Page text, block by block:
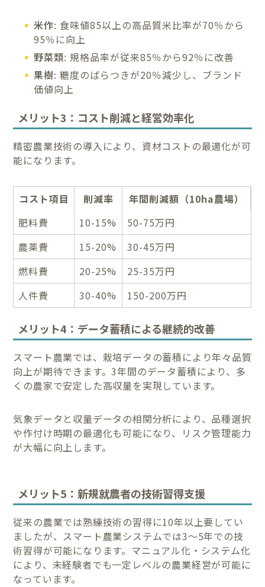
米作: 食味値85以上の高品質米比率が70％から
95％に向上
野菜類: 規格品率が従来85％から92％に改善
果樹: 糖度のばらつきが20％減少し、ブランド
価値向上
メリット3：コスト削減と経営効率化
精密農業技術の導入により、資材コストの最適化が可
能になります。
コスト項目 削減率
年間削減額（10ha農場）
肥料費
10-15%
50-75万円
農薬費
15-20%
30-45万円
燃料費
20-25%
25-35万円
人件費
30-40% 150-200万円
メリット4：データ蓄積による継続的改善
スマート農業では、栽培データの蓄積により年々品質
向上が期待できます。3年間のデータ蓄積により、多
くの農家で安定した高収量を実現しています。
気象データと収量データの相関分析により、品種選択
や作付け時期の最適化も可能になり、リスク管理能力
が大幅に向上します。
メリット5：新規就農者の技術習得支援
従来の農業では熟練技術の習得に10年以上要してい
ましたが、スマート農業システムでは3〜5年での技
術習得が可能になります。マニュアル化・システム化
により、未経験者でも一定レベルの農業経営が可能に
なっています。